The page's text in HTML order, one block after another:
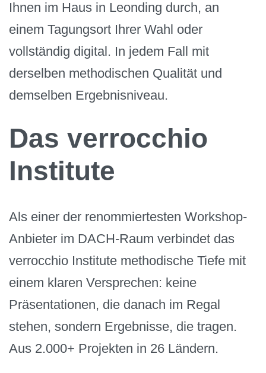
Ihnen im Haus in Leonding durch, an
einem Tagungsort Ihrer Wahl oder
vollständig digital. In jedem Fall mit
derselben methodischen Qualität und
demselben Ergebnisniveau.
Das verrocchio
Institute
Als einer der renommiertesten Workshop-
Anbieter im DACH-Raum verbindet das
verrocchio Institute methodische Tiefe mit
einem klaren Versprechen: keine
Präsentationen, die danach im Regal
stehen, sondern Ergebnisse, die tragen.
Aus 2.000+ Projekten in 26 Ländern.